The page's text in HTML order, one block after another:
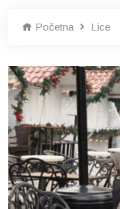
Početna Lice